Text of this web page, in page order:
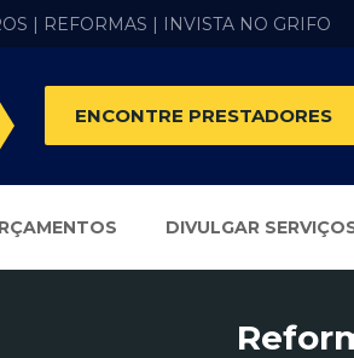
| REFORMAS | INVISTA NO GRIFO
ENCONTRE PRESTADORES
DIVULGAR